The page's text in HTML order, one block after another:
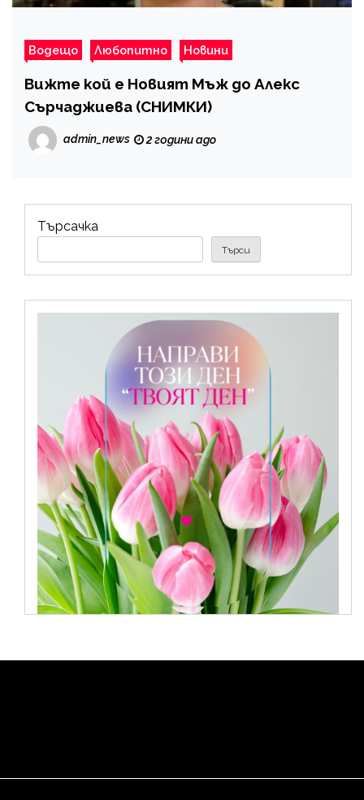
Водещо Любопитно Новини
Вижте кой е Новият Мъж до Алекс
Сърчаджиева (СНИМКИ)
admin_news 2 години ago
Търсачка
Търси